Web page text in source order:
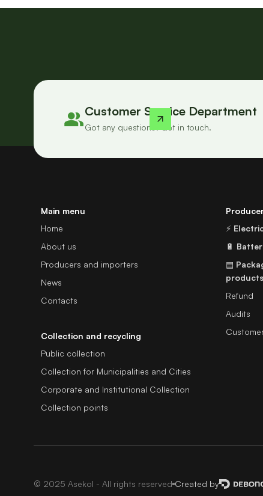
Customer Service Department
Got any questions? Get in touch.
Main menu
Home
About us
Producers and importers
News
Contacts
Collection and recycling
Public collection
Collection for Municipalities and Cities
Corporate and Institutional Collection
Collection points
⚡
🔋
▤
products
Refund
Audits
© 2025 Asekol - All rights reserved Created by